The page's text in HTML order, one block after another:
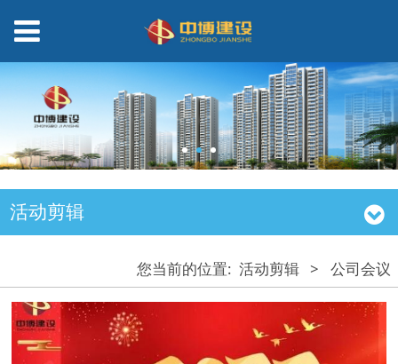
活动剪辑
您当前的位置: 活动剪辑 > 公司会议